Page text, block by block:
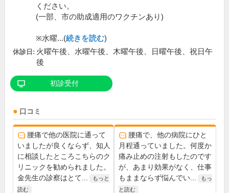
ください。
(一部、市の助成適用のワクチンあり)
※水曜...(続きを読む)
休診日: 火曜午後、水曜午後、木曜午後、日曜午後、祝日午
後
初診受付
口コミ
腰痛で他の医院に通って
いましたが良くならず、知人
に相談したところこちらのク
リニックを勧められました。
金先生の診察はとて...
もっと
読む
腰痛で、他の病院にひと
月程通っていました。何度か
痛み止めの注射もしたのです
が、あまり効果がなく、仕事
もままならず悩んでい...
もっ
と読む